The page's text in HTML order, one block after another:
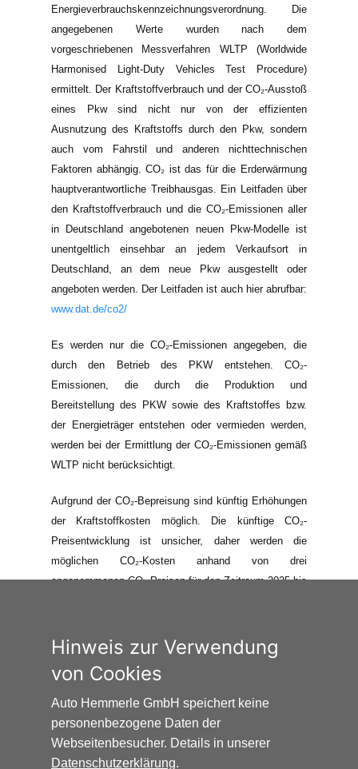
Energieverbrauchskennzeichnungsverordnung. Die
angegebenen Werte wurden nach dem
vorgeschriebenen Messverfahren WLTP (Worldwide
Harmonised Light-Duty Vehicles Test Procedure)
ermittelt. Der Kraftstoffverbrauch und der CO₂-Ausstoß
eines Pkw sind nicht nur von der effizienten
Ausnutzung des Kraftstoffs durch den Pkw, sondern
auch vom Fahrstil und anderen nichttechnischen
Faktoren abhängig. CO₂ ist das für die Erderwärmung
hauptverantwortliche Treibhausgas. Ein Leitfaden über
den Kraftstoffverbrauch und die CO₂-Emissionen aller
in Deutschland angebotenen neuen Pkw-Modelle ist
unentgeltlich einsehbar an jedem Verkaufsort in
Deutschland, an dem neue Pkw ausgestellt oder
angeboten werden. Der Leitfaden ist auch hier abrufbar:
www.dat.de/co2/
Es werden nur die CO₂-Emissionen angegeben, die
durch den Betrieb des PKW entstehen. CO₂-
Emissionen, die durch die Produktion und
Bereitstellung des PKW sowie des Kraftstoffes bzw.
der Energieträger entstehen oder vermieden werden,
werden bei der Ermittlung der CO₂-Emissionen gemäß
WLTP nicht berücksichtigt.
Aufgrund der CO₂-Bepreisung sind künftig Erhöhungen
der Kraftstoffkosten möglich. Die künftige CO₂-
Preisentwicklung ist unsicher, daher werden die
möglichen CO₂-Kosten anhand von drei
angenommenen CO₂-Preisen für den Zeitraum 2025 bis
zugrundeliegenden Modellrechnungen ausfallen. Die
CO₂-Kosten sind beim Tanken mit den Kraftstoffkosten
zu bezahlen. Weitere Informationen unter
www.alternativ-mobil.info.
Hinweis zur Verwendung
von Cookies
Auto Hemmerle GmbH speichert keine
personenbezogene Daten der
Webseitenbesucher. Details in unserer
Datenschutzerklärung.